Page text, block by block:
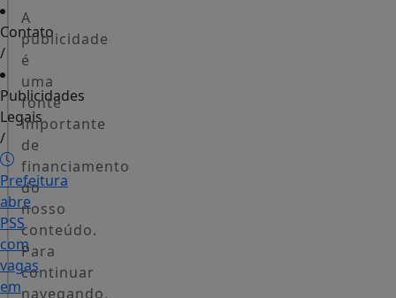
Contato
/
Publicidades
Legais
/
Prefeitura
abre
PSS
com
vagas
em
A
publicidade
é
uma
fonte
importante
de
financiamento
do
nosso
conteúdo.
Para
continuar
navegando,